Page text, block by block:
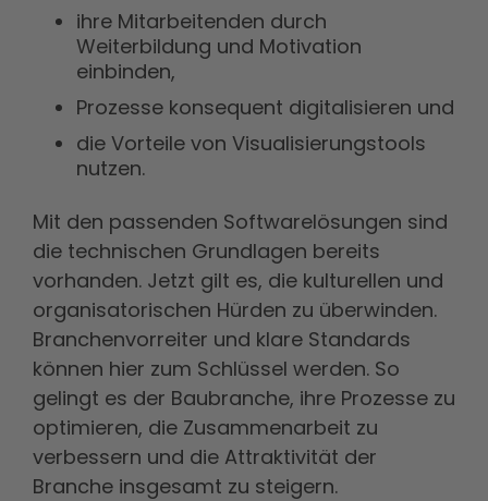
ihre Mitarbeitenden durch
Weiterbildung und Motivation
einbinden,
Prozesse konsequent digitalisieren und
die Vorteile von Visualisierungstools
nutzen.
Mit den passenden Softwarelösungen sind
die technischen Grundlagen bereits
vorhanden. Jetzt gilt es, die kulturellen und
organisatorischen Hürden zu überwinden.
Branchenvorreiter und klare Standards
können hier zum Schlüssel werden. So
gelingt es der Baubranche, ihre Prozesse zu
optimieren, die Zusammenarbeit zu
verbessern und die Attraktivität der
Branche insgesamt zu steigern.